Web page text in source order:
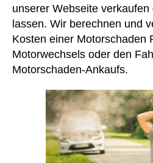
unserer Webseite verkaufen
lassen. Wir berechnen und
Kosten einer Motorschaden
Motorwechsels oder den
Motorschaden-Ankaufs.